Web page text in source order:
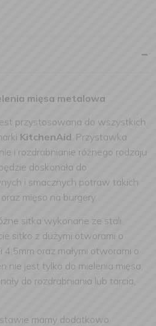
mięsa metalowa
przystosowana do wszystkich
KitchenAid. Przystawka
i rozdrabnianie różnego rodzaju
doskonała do
i smacznych potraw takich
mięso na burgery.
sitka wykonane ze stali
sitko z dużymi otworami o
4,5mm oraz małymi otworami o
nie jest tylko do mielenia mięsa,
do rozdrabniania lub tarcia,
mamy dodatkowo